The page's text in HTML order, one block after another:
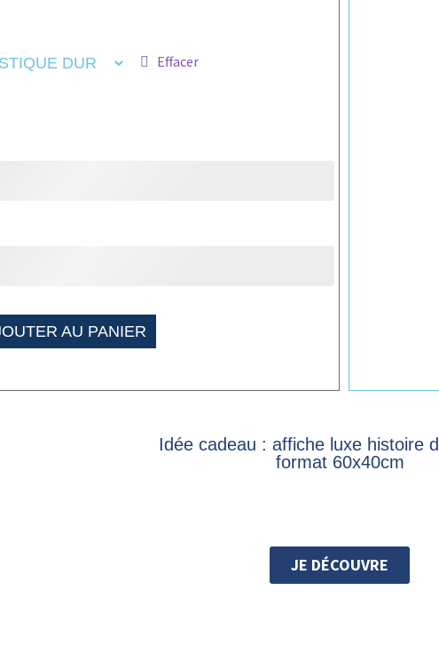
Effacer
AU PANIER
Idée cadeau : affiche luxe histoire
format 60x40cm
JE DÉCOUVRE